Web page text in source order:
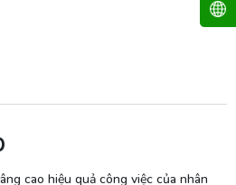
cao hiệu quả công việc của nhân